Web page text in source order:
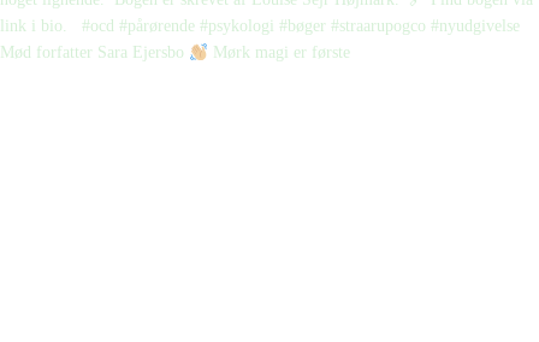
Mød forfatter Sara Ejersbo Mørk magi er første